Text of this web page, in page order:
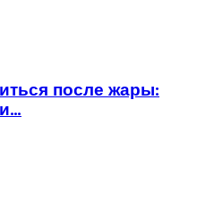
после жары: